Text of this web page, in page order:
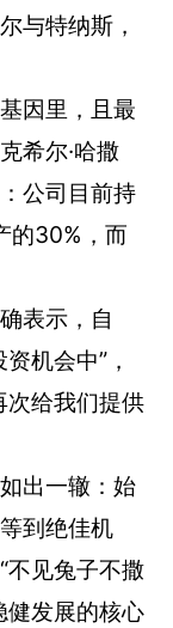
与特纳斯，
因里，且最
希尔·哈撒
公司目前持
的30%，而
表示，自
机会中”，
次给我们提供
出一辙：始
到绝佳机
不见兔子不撒
健发展的核心